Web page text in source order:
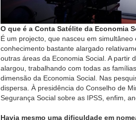
O que é a Conta Satélite da Economia
É um projecto, que nasceu em
conhecimento bastante alargado
outras áreas da Economia Social. A partir
alargou, trabalhando com todas as
dimensão da Economia Social. Nas
dispersa. À presidência do Conselho de
Segurança Social sobre as IPSS, enfim,
Havia mesmo uma dificuldade em